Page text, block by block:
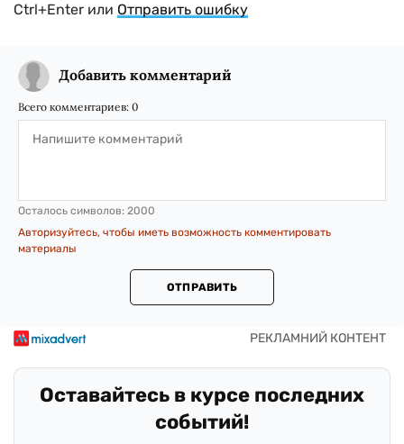
Ctrl+Enter или Отправить ошибку
Добавить комментарий
Всего комментариев: 0
Осталось символов: 2000
Авторизуйтесь, чтобы иметь возможность комментировать
материалы
ОТПРАВИТЬ
Оставайтесь в курсе последних
событий!